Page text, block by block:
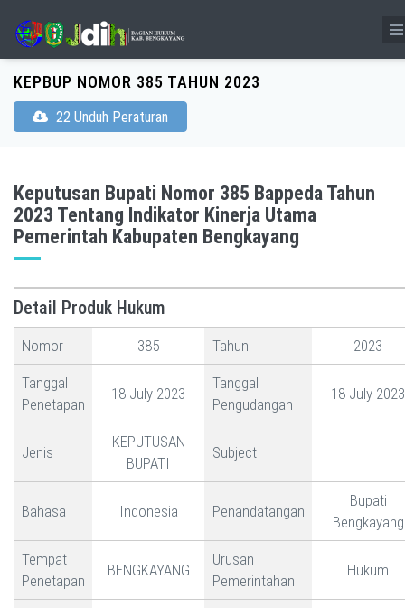
KEPBUP NOMOR 385 TAHUN 2023
22 Unduh Peraturan
Keputusan Bupati Nomor 385 Bappeda Tahun
2023 Tentang Indikator Kinerja Utama
Pemerintah Kabupaten Bengkayang
Detail Produk Hukum
Nomor 385 Tahun 2023
Tanggal
Penetapan
18 July 2023
Tanggal
Pengudangan
18 July 2023
Jenis
KEPUTUSAN
BUPATI
Subject
Bahasa Indonesia Penandatangan
Bupati
Bengkayang
Tempat
Penetapan
BENGKAYANG
Urusan
Pemerintahan
Hukum